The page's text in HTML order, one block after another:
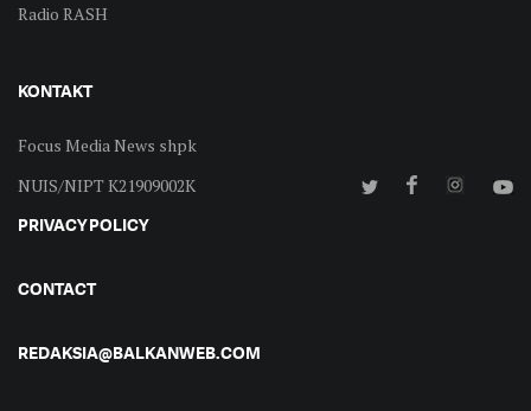
Radio RASH
KONTAKT
Focus Media News shpk
NUIS/NIPT K21909002K
PRIVACY POLICY
CONTACT
REDAKSIA@BALKANWEB.COM